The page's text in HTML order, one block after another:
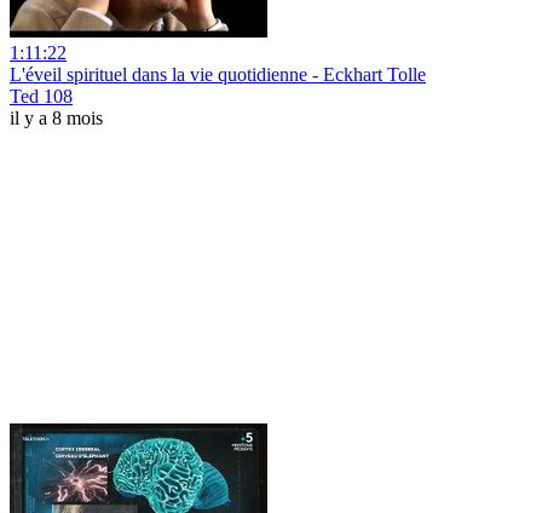
1:11:22
L'éveil spirituel dans la vie quotidienne - Eckhart Tolle
Ted 108
il y a 8 mois